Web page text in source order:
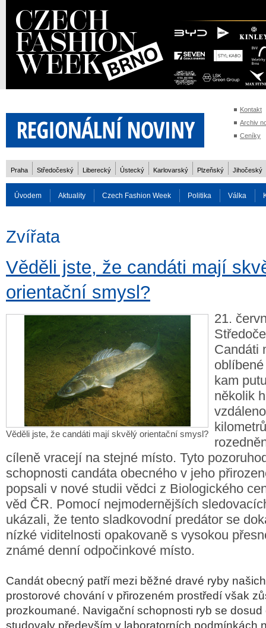
Kontakt
Archiv
Ceníky
Praha Středočeský Liberecký Ústecký Karlovarský Plzeňský Jihočeský
Úvodem Aktuality Czech Fashion Week Politika Válka
Zvířata
Věděli jste, že candáti mají
orientační smysl?
Věděli jste, že candáti mají skvělý orientační smysl?
21.
Candáti
kam
několik
cíleně vracejí na stejné místo. Tyto
schopnosti candáta obecného v jeho
popsali v nové studii vědci z Biologického
věd ČR. Pomocí nejmodernějších
ukázali, že tento sladkovodní predátor se
nízké viditelnosti opakovaně s vysokou
známé denní odpočinkové místo.
Candát obecný patří mezi běžné dravé ryby
prostorové chování v přirozeném prostředí však
prozkoumané. Navigační schopnosti ryb se dosud
studovaly především v laboratorních podmínkách